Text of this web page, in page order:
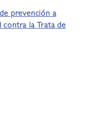
prevención a
contra la Trata de